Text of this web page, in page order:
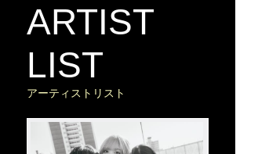
ARTIST
LIST
アーティストリスト